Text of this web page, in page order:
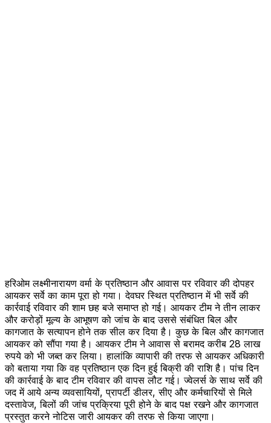
हरिओम लक्ष्मीनारायण वर्मा के प्रतिष्ठान और आवास पर रविवार की दोपहर
आयकर सर्वे का काम पूरा हो गया। देवघर स्थित प्रतिष्ठान में भी सर्वे की
कार्रवाई रविवार की शाम छह बजे समाप्त हो गई। आयकर टीम ने तीन लाकर
और करोड़ों मूल्य के आभूषण को जांच के बाद उससे संबंधित बिल और
कागजात के सत्यापन होने तक सील कर दिया है। कुछ के बिल और कागजात
आयकर को सौंपा गया है। आयकर टीम ने आवास से बरामद करीब 28 लाख
रुपये को भी जब्त कर लिया। हालांकि व्यापारी की तरफ से आयकर अधिकारी
को बताया गया कि वह प्रतिष्ठान एक दिन हुई बिक्री की राशि है। पांच दिन
की कार्रवाई के बाद टीम रविवार की वापस लौट गई। ज्वेलर्स के साथ सर्वे की
जद में आये अन्य व्यवसायियों, प्रापर्टी डीलर, सीए और कर्मचारियों से मिले
दस्तावेज, बिलों की जांच प्रक्रिया पूरी होने के बाद पक्ष रखने और कागजात
प्रस्तुत करने नोटिस जारी आयकर की तरफ से किया जाएगा।